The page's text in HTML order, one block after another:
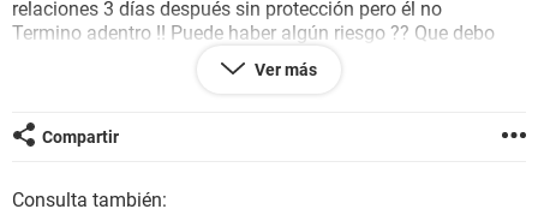
relaciones 3 días después sin protección pero él no
Termino adentro !! Puede haber algún riesgo ?? Que debo
hacer Porque incluso llevo dos días con dolor en el vientre
bajo como cólicos y un poco en la espalda baja pero no
Ver más
Compartir
Consulta también: